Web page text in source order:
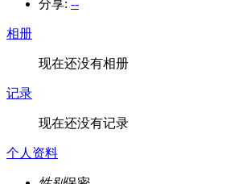
分享: --
相册
现在还没有相册
记录
现在还没有记录
个人资料